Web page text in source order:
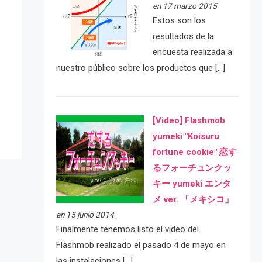
en 17 marzo 2015
Estos son los
resultados de la
encuesta realizada a
nuestro público sobre los productos que […]
[Video] Flashmob
yumeki "Koisuru
fortune cookie" 恋す
るフォーチュンクッ
キー yumeki エンタ
メ ver. 「メキシコ」
en 15 junio 2014
Finalmente tenemos listo el video del
Flashmob realizado el pasado 4 de mayo en